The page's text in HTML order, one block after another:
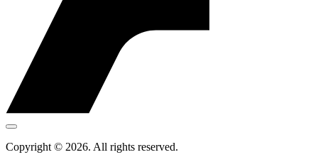
Copyright © 2026. All rights reserved.